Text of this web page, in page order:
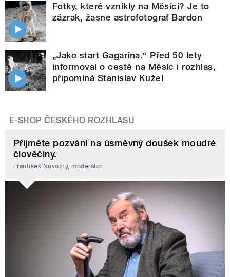
Fotky, které vznikly na Měsíci? Je to
zázrak, žasne astrofotograf Bardon
„Jako start Gagarina.“ Před 50 lety
informoval o cestě na Měsíc i rozhlas,
připomíná Stanislav Kužel
E-SHOP ČESKÉHO ROZHLASU
Přijměte pozvání na úsměvný doušek moudré
člověčiny.
František Novotný, moderátor